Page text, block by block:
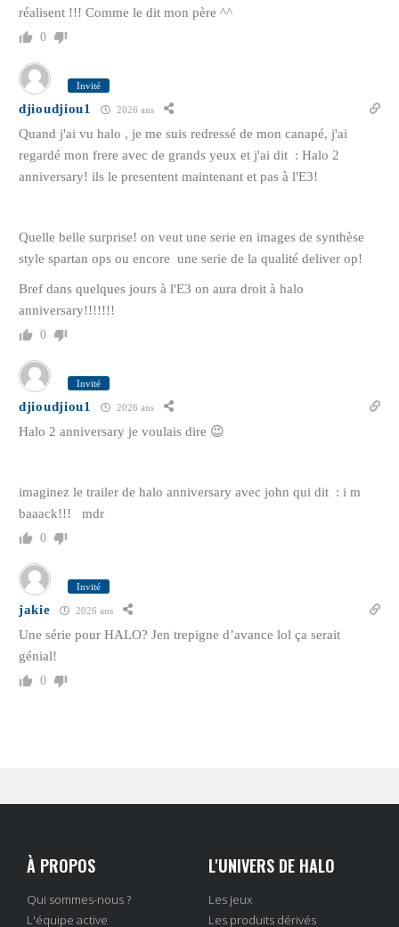
réalisent !!! Comme le dit mon père ^^
0
Invité
djioudjiou1 2026 ans
Quand j'ai vu halo , je me suis redressé de mon canapé, j'ai
regardé mon frere avec de grands yeux et j'ai dit : Halo 2
anniversary! ils le presentent maintenant et pas à l'E3!
Quelle belle surprise! on veut une serie en images de synthèse
style spartan ops ou encore une serie de la qualité deliver op!
Bref dans quelques jours à l'E3 on aura droit à halo
anniversary!!!!!!!
0
Invité
djioudjiou1 2026 ans
Halo 2 anniversary je voulais dire 😉
imaginez le trailer de halo anniversary avec john qui dit : i m
baaack!!! mdr
0
Invité
jakie 2026 ans
Une série pour HALO? Jen trepigne d’avance lol ça serait
génial!
0
À PROPOS
Qui sommes-nous ?
L'équipe active
L'UNIVERS DE HALO
Les jeux
Les produits dérivés